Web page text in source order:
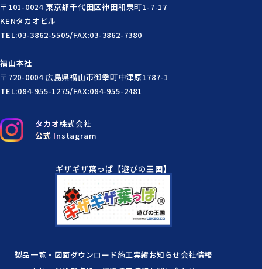
タカオ株式会社
公式 Instagram
〒101-0024 東京都千代田区神田和泉町1-7-17
KENタカオビル
TEL:03-3862-5505/FAX:03-3862-7380
福山本社
〒720-0004 広島県福山市御幸町中津原1787-1
TEL:084-955-1275/FAX:084-955-2481
ギザギザ葉っぱ【遊びの王国】
製品一覧・図面ダウンロード施工実績お知らせ会社情報